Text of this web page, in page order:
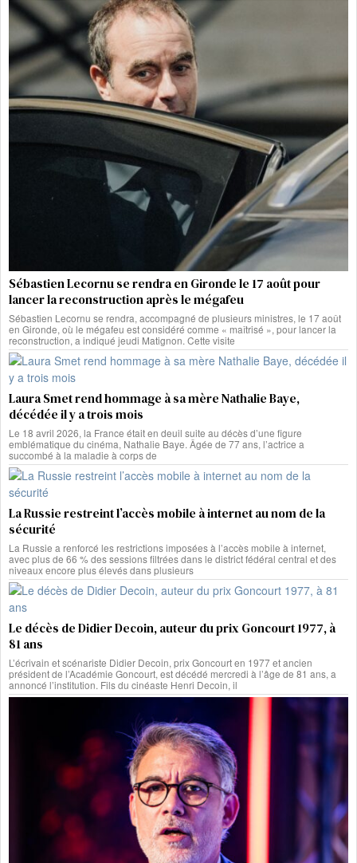
Sébastien Lecornu se rendra en Gironde le 17 août pour
lancer la reconstruction après le mégafeu
Sébastien Lecornu se rendra, accompagné de plusieurs ministres, le 17 août
en Gironde, où le mégafeu est considéré comme « maîtrisé », pour lancer la
reconstruction, a indiqué jeudi Matignon. Cette visite
Laura Smet rend hommage à sa mère Nathalie Baye,
décédée il y a trois mois
Le 18 avril 2026, la France était en deuil suite au décès d’une figure
emblématique du cinéma, Nathalie Baye. Âgée de 77 ans, l’actrice a
succombé à la maladie à corps de
La Russie restreint l’accès mobile à internet au nom de la
sécurité
La Russie a renforcé les restrictions imposées à l’accès mobile à internet,
avec plus de 66 % des sessions filtrées dans le district fédéral central et des
niveaux encore plus élevés dans plusieurs
Le décès de Didier Decoin, auteur du prix Goncourt 1977, à
81 ans
L’écrivain et scénariste Didier Decoin, prix Goncourt en 1977 et ancien
président de l’Académie Goncourt, est décédé mercredi à l’âge de 81 ans, a
annoncé l’institution. Fils du cinéaste Henri Decoin, il